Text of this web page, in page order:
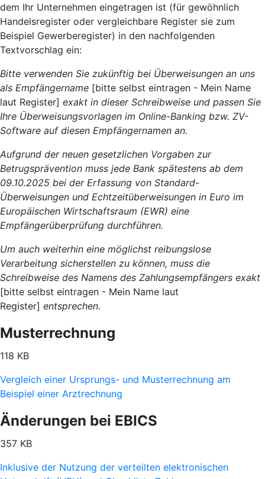
dem Ihr Unternehmen eingetragen ist (für gewöhnlich
Handelsregister oder vergleichbare Register sie zum
Beispiel Gewerberegister) in den nachfolgenden
Textvorschlag ein:
Bitte verwenden Sie zukünftig bei Überweisungen an uns
als Empfängername [bitte selbst eintragen - Mein Name
laut Register] exakt in dieser Schreibweise und passen Sie
Ihre Überweisungsvorlagen im Online-Banking bzw. ZV-
Software auf diesen Empfängernamen an.
Aufgrund der neuen gesetzlichen Vorgaben zur
Betrugsprävention muss jede Bank spätestens ab dem
09.10.2025 bei der Erfassung von Standard-
Überweisungen und Echtzeitüberweisungen in Euro im
Europäischen Wirtschaftsraum (EWR) eine
Empfängerüberprüfung durchführen.
Um auch weiterhin eine möglichst reibungslose
Verarbeitung sicherstellen zu können, muss die
Schreibweise des Namens des Zahlungsempfängers exakt
[bitte selbst eintragen - Mein Name laut
Register] entsprechen.
Musterrechnung
118 KB
Vergleich einer Ursprungs- und Musterrechnung am
Beispiel einer Arztrechnung
Änderungen bei EBICS
357 KB
Inklusive der Nutzung der verteilten elektronischen